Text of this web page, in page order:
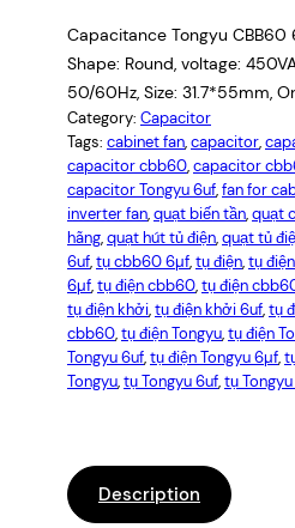
Capacitance Tongyu CBB60
Shape: ‎Round, voltage:
50/60Hz, Size: 31.7*55mm,
Category: Capacitor
Tags: cabinet fan, capacitor,
capacitor cbb60, capacitor
capacitor Tongyu 6uf, fan for
inverter fan, quạt biến tần, quạt
hãng, quạt hút tủ điện, quạt tủ
6uf, tụ cbb60 6µf, tụ điện, tụ
6µf, tụ điện cbb60, tụ điện
tụ điện khởi, tụ điện khởi 6uf, tụ
cbb60, tụ điện Tongyu, tụ điện
Tongyu 6uf, tụ điện Tongyu 6µf,
Tongyu, tụ Tongyu 6uf, tụ
Description